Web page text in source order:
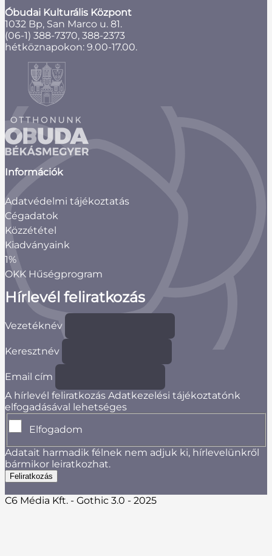
Óbudai Kulturális Központ
1032 Bp, San Marco u. 81.
(06-1) 388-7370, 388-2373
hétköznapokon: 9.00-17.00.
Információk
Adatvédelmi tájékoztatás
Cégadatok
Közzététel
Kiadványaink
1%
OKK Hűségprogram
Hírlevél feliratkozás
Vezetéknév
Keresztnév
Email cím
A hírlevél feliratkozás Adatkezelési tájékoztatónk
elfogadásával lehetséges
Elfogadom
Adatait harmadik félnek nem adjuk ki, hírlevelünkről
bármikor leiratkozhat.
C6 Média Kft. - Gothic 3.0 - 2025